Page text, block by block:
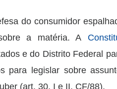
do consumidor
a matéria. A
e do Distrito Federal
para legislar sobre
(art. 30, I e II, CF/88).